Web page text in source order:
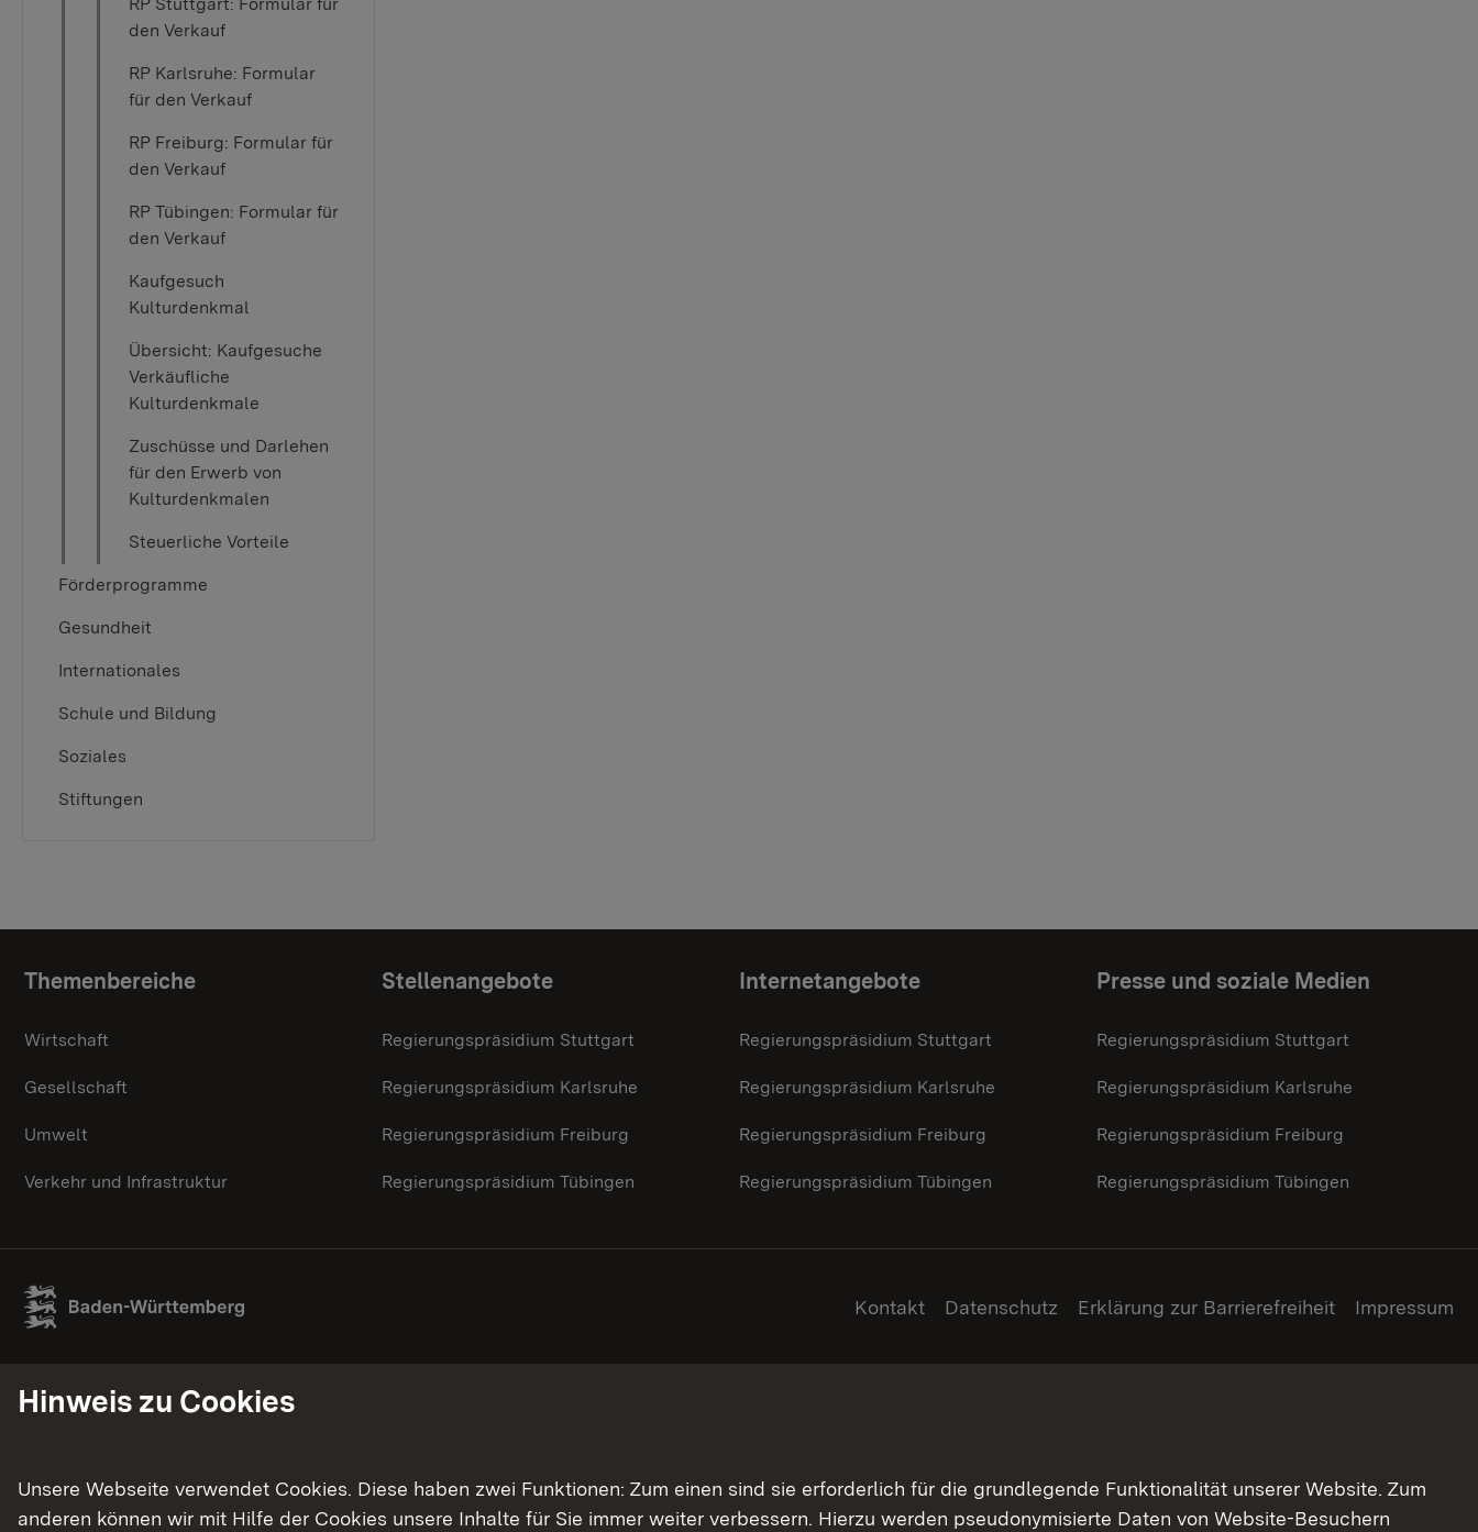
den Verkauf
RP Karlsruhe: Formular
für den Verkauf
RP Freiburg: Formular für
den Verkauf
RP Tübingen: Formular für
den Verkauf
Kaufgesuch
Kulturdenkmal
Übersicht: Kaufgesuche
Verkäufliche
Kulturdenkmale
Zuschüsse und Darlehen
für den Erwerb von
Kulturdenkmalen
Steuerliche Vorteile
Förderprogramme
Gesundheit
Internationales
Schule und Bildung
Soziales
Stiftungen
Themenübersicht
Themenbereiche
Wirtschaft
Gesellschaft
Umwelt
Verkehr und Infrastruktur
Stellenangebote
Regierungspräsidium Stuttgart
Regierungspräsidium Karlsruhe
Regierungspräsidium Freiburg
Regierungspräsidium Tübingen
Internetangebote
Regierungspräsidium Stuttgart
Regierungspräsidium Karlsruhe
Regierungspräsidium Freiburg
Regierungspräsidium Tübingen
Presse und soziale Medien
Regierungspräsidium Stuttgart
Regierungspräsidium Karlsruhe
Regierungspräsidium Freiburg
Regierungspräsidium Tübingen
Kontakt Datenschutz Erklärung zur Barrierefreiheit Impressum
Hinweis zu Cookies
Unsere Webseite verwendet Cookies. Diese haben zwei Funktionen: Zum einen sind sie erforderlich für die grundlegende Funktionalität unserer Website. Zum
anderen können wir mit Hilfe der Cookies unsere Inhalte für Sie immer weiter verbessern. Hierzu werden pseudonymisierte Daten von Website-Besuchern